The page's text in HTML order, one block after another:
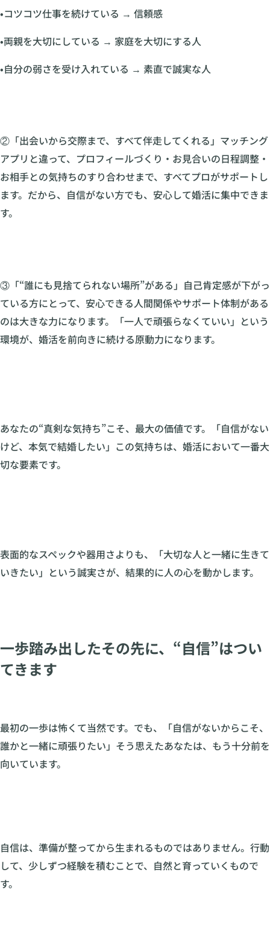
•コツコツ仕事を続けている → 信頼感
•両親を大切にしている → 家庭を大切にする人
•自分の弱さを受け入れている → 素直で誠実な人
②「出会いから交際まで、すべて伴走してくれる」マッチング
アプリと違って、プロフィールづくり・お見合いの日程調整・
お相手との気持ちのすり合わせまで、すべてプロがサポートし
ます。だから、自信がない方でも、安心して婚活に集中できま
す。
③「“誰にも見捨てられない場所”がある」自己肯定感が下がっ
ている方にとって、安心できる人間関係やサポート体制がある
のは大きな力になります。「一人で頑張らなくていい」という
環境が、婚活を前向きに続ける原動力になります。
あなたの“真剣な気持ち”こそ、最大の価値です。「自信がない
けど、本気で結婚したい」この気持ちは、婚活において一番大
切な要素です。
表面的なスペックや器用さよりも、「大切な人と一緒に生きて
いきたい」という誠実さが、結果的に人の心を動かします。
一歩踏み出したその先に、“自信”はつい
てきます
最初の一歩は怖くて当然です。でも、「自信がないからこそ、
誰かと一緒に頑張りたい」そう思えたあなたは、もう十分前を
向いています。
自信は、準備が整ってから生まれるものではありません。行動
して、少しずつ経験を積むことで、自然と育っていくもので
す。